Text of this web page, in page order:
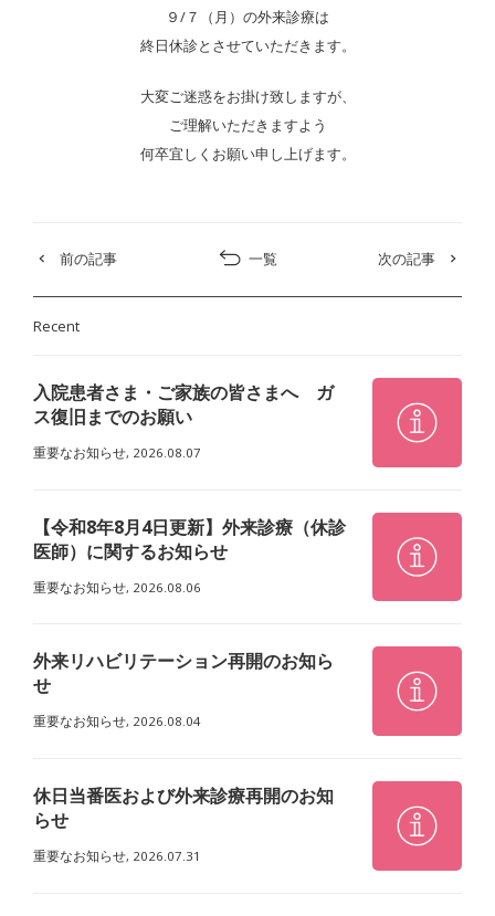
９/７（月）の外来診療は
終日休診とさせていただきます。
大変ご迷惑をお掛け致しますが、
ご理解いただきますよう
何卒宜しくお願い申し上げます。
前の記事 一覧 次の記事
Recent
入院患者さま・ご家族の皆さまへ ガ
ス復旧までのお願い
重要なお知らせ, 2026.08.07
【令和8年8月4日更新】外来診療（休診
医師）に関するお知らせ
重要なお知らせ, 2026.08.06
外来リハビリテーション再開のお知ら
せ
重要なお知らせ, 2026.08.04
休日当番医および外来診療再開のお知
らせ
重要なお知らせ, 2026.07.31